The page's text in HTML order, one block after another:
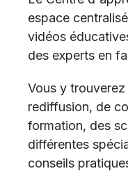
espace
vidéos
des experts en
Vous y
rediffusion, de
formation, des
différentes
conseils